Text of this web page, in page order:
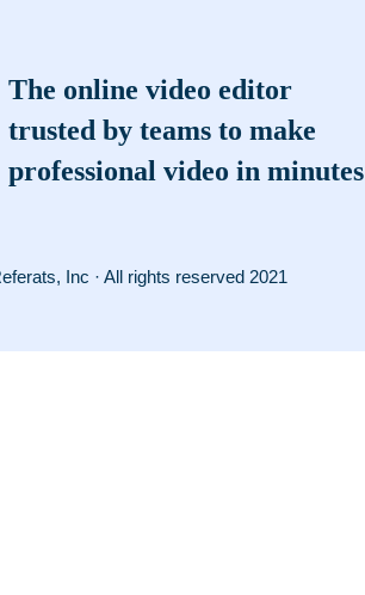
The online video editor
trusted by teams to make
professional video in minutes
Inc · All rights reserved 2021